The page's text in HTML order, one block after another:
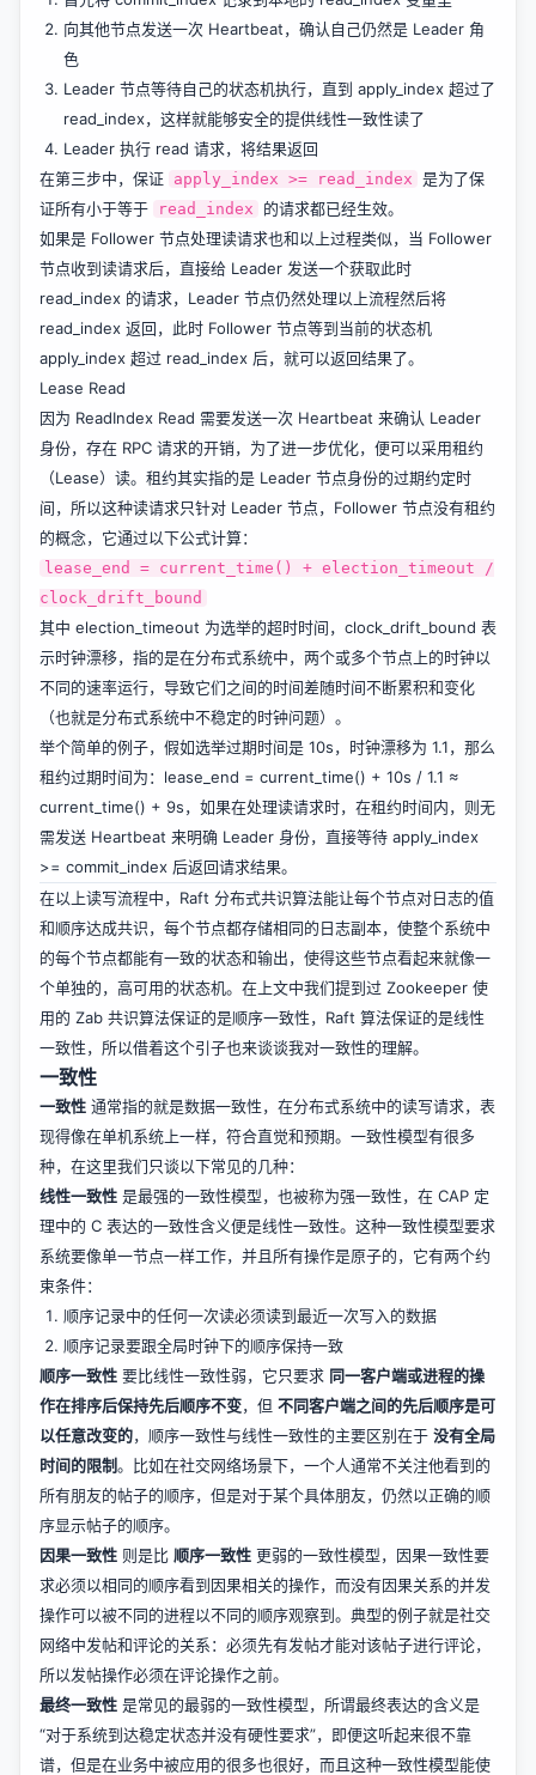
向其他节点发送一次 Heartbeat，确认自己仍然是 Leader 角
色
Leader 节点等待自己的状态机执行，直到 apply_index 超过了
read_index，这样就能够安全的提供线性一致性读了
Leader 执行 read 请求，将结果返回
在第三步中，保证 apply_index >= read_index 是为了保
证所有小于等于
read_index
的请求都已经生效。
如果是 Follower 节点处理读请求也和以上过程类似，当 Follower
节点收到读请求后，直接给 Leader 发送一个获取此时
read_index 的请求，Leader 节点仍然处理以上流程然后将
read_index 返回，此时 Follower 节点等到当前的状态机
apply_index 超过 read_index 后，就可以返回结果了。
Lease Read
因为 ReadIndex Read 需要发送一次 Heartbeat 来确认 Leader
身份，存在 RPC 请求的开销，为了进一步优化，便可以采用租约
（Lease）读。租约其实指的是 Leader 节点身份的过期约定时
间，所以这种读请求只针对 Leader 节点，Follower 节点没有租约
的概念，它通过以下公式计算：
lease_end = current_time() + election_timeout /
clock_drift_bound
其中 election_timeout 为选举的超时时间，clock_drift_bound 表
示时钟漂移，指的是在分布式系统中，两个或多个节点上的时钟以
不同的速率运行，导致它们之间的时间差随时间不断累积和变化
（也就是分布式系统中不稳定的时钟问题）。
举个简单的例子，假如选举过期时间是 10s，时钟漂移为 1.1，那么
租约过期时间为：lease_end = current_time() + 10s / 1.1 ≈
current_time() + 9s，如果在处理读请求时，在租约时间内，则无
需发送 Heartbeat 来明确 Leader 身份，直接等待 apply_index
>= commit_index 后返回请求结果。
在以上读写流程中，Raft 分布式共识算法能让每个节点对日志的值
和顺序达成共识，每个节点都存储相同的日志副本，使整个系统中
的每个节点都能有一致的状态和输出，使得这些节点看起来就像一
个单独的，高可用的状态机。在上文中我们提到过 Zookeeper 使
用的 Zab 共识算法保证的是顺序一致性，Raft 算法保证的是线性
一致性，所以借着这个引子也来谈谈我对一致性的理解。
一致性
一致性 通常指的就是数据一致性，在分布式系统中的读写请求，表
现得像在单机系统上一样，符合直觉和预期。一致性模型有很多
种，在这里我们只谈以下常见的几种：
线性一致性 是最强的一致性模型，也被称为强一致性，在 CAP 定
理中的 C 表达的一致性含义便是线性一致性。这种一致性模型要求
系统要像单一节点一样工作，并且所有操作是原子的，它有两个约
束条件：
顺序记录中的任何一次读必须读到最近一次写入的数据
顺序记录要跟全局时钟下的顺序保持一致
顺序一致性 要比线性一致性弱，它只要求 同一客户端或进程的操
作在排序后保持先后顺序不变，但 不同客户端之间的先后顺序是可
以任意改变的，顺序一致性与线性一致性的主要区别在于 没有全局
时间的限制。比如在社交网络场景下，一个人通常不关注他看到的
所有朋友的帖子的顺序，但是对于某个具体朋友，仍然以正确的顺
序显示帖子的顺序。
因果一致性 则是比 顺序一致性 更弱的一致性模型，因果一致性要
求必须以相同的顺序看到因果相关的操作，而没有因果关系的并发
操作可以被不同的进程以不同的顺序观察到。典型的例子就是社交
网络中发帖和评论的关系：必须先有发帖才能对该帖子进行评论，
所以发帖操作必须在评论操作之前。
最终一致性 是常见的最弱的一致性模型，所谓最终表达的含义是
“对于系统到达稳定状态并没有硬性要求”，即便这听起来很不靠
谱，但是在业务中被应用的很多也很好，而且这种一致性模型能使